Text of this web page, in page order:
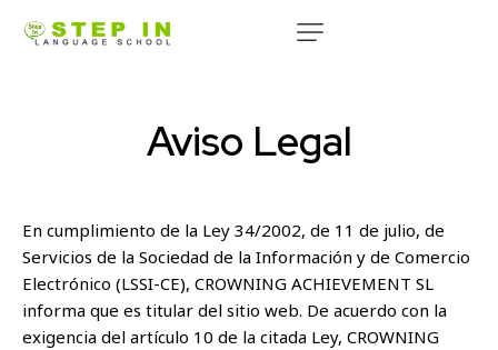
Aviso Legal
En cumplimiento de la Ley 34/2002, de 11 de julio, de
Servicios de la Sociedad de la Información y de Comercio
Electrónico (LSSI-CE), CROWNING ACHIEVEMENT SL
informa que es titular del sitio web. De acuerdo con la
exigencia del artículo 10 de la citada Ley, CROWNING